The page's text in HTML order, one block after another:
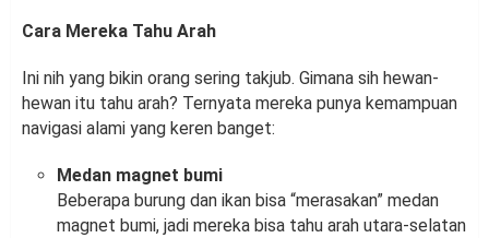
Cara Mereka Tahu Arah
Ini nih yang bikin orang sering takjub. Gimana sih hewan-
hewan itu tahu arah? Ternyata mereka punya kemampuan
navigasi alami yang keren banget:
Medan magnet bumi
Beberapa burung dan ikan bisa “merasakan” medan
magnet bumi, jadi mereka bisa tahu arah utara-selatan